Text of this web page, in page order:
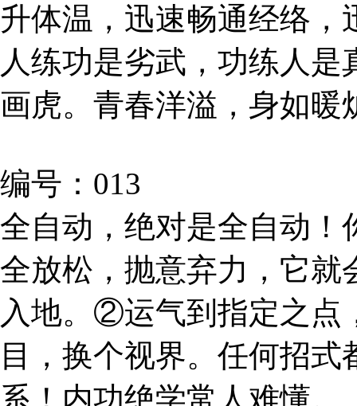
升体温，迅速畅通经络
人练功是劣武，功练人
画虎。青春洋溢，身如暖
编号：013
全自动，绝对是全自动！
全放松，抛意弃力，它
入地。②运气到指定之
目，换个视界。任何招
系！内功绝学常人难懂。